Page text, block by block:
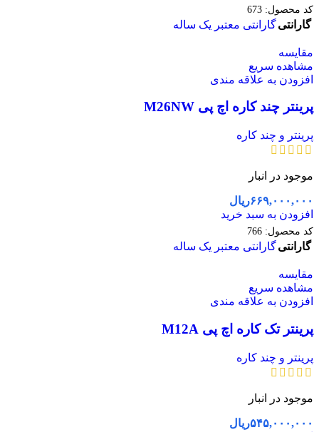
کد محصول: 673
گارانتیگارانتی معتبر یک ساله
مقایسه
مشاهده سریع
افزودن به علاقه مندی
پرینتر چند کاره اچ پی M26NW
پرینتر و چند کاره
موجود در انبار
۶۶۹,۰۰۰,۰۰۰ریال
افزودن به سبد خرید
کد محصول: 766
گارانتیگارانتی معتبر یک ساله
مقایسه
مشاهده سریع
افزودن به علاقه مندی
پرینتر تک کاره اچ پی M12A
پرینتر و چند کاره
موجود در انبار
۵۴۵,۰۰۰,۰۰۰ریال